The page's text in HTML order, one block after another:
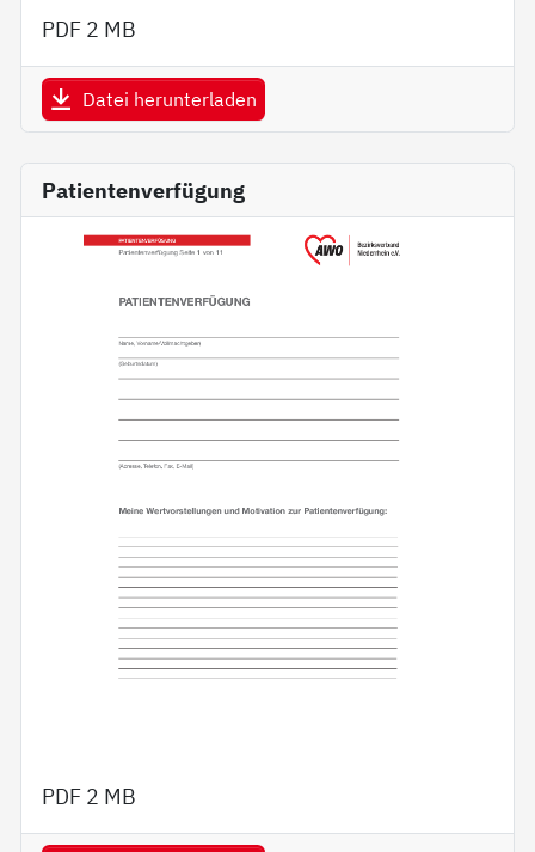
PDF 2 MB
Datei herunterladen
Patientenverfügung
PDF 2 MB